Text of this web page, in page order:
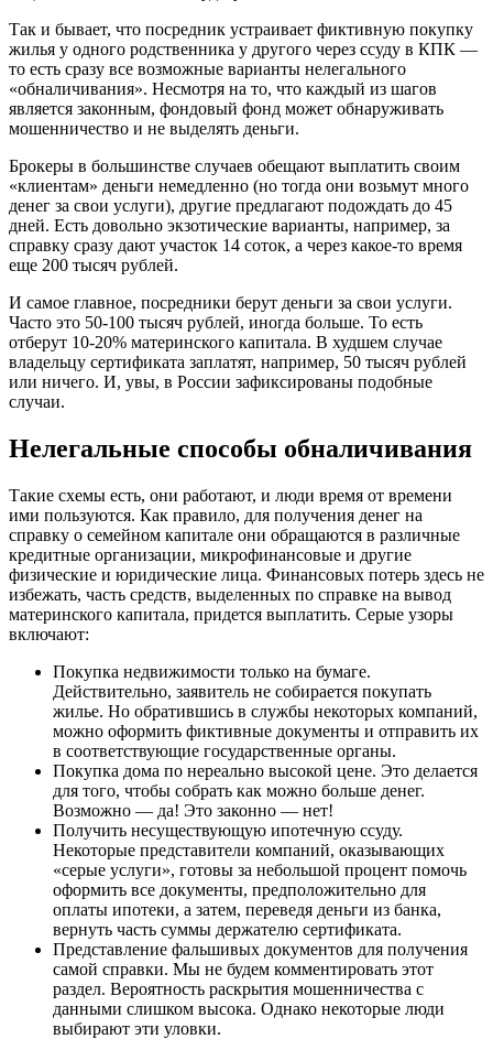
Так и бывает, что посредник устраивает фиктивную покупку
жилья у одного родственника у другого через ссуду в КПК —
то есть сразу все возможные варианты нелегального
«обналичивания». Несмотря на то, что каждый из шагов
является законным, фондовый фонд может обнаруживать
мошенничество и не выделять деньги.
Брокеры в большинстве случаев обещают выплатить своим
«клиентам» деньги немедленно (но тогда они возьмут много
денег за свои услуги), другие предлагают подождать до 45
дней. Есть довольно экзотические варианты, например, за
справку сразу дают участок 14 соток, а через какое-то время
еще 200 тысяч рублей.
И самое главное, посредники берут деньги за свои услуги.
Часто это 50-100 тысяч рублей, иногда больше. То есть
отберут 10-20% материнского капитала. В худшем случае
владельцу сертификата заплатят, например, 50 тысяч рублей
или ничего. И, увы, в России зафиксированы подобные
случаи.
Нелегальные способы обналичивания
Такие схемы есть, они работают, и люди время от времени
ими пользуются. Как правило, для получения денег на
справку о семейном капитале они обращаются в различные
кредитные организации, микрофинансовые и другие
физические и юридические лица. Финансовых потерь здесь не
избежать, часть средств, выделенных по справке на вывод
материнского капитала, придется выплатить. Серые узоры
включают:
Покупка недвижимости только на бумаге.
Действительно, заявитель не собирается покупать
жилье. Но обратившись в службы некоторых компаний,
можно оформить фиктивные документы и отправить их
в соответствующие государственные органы.
Покупка дома по нереально высокой цене. Это делается
для того, чтобы собрать как можно больше денег.
Возможно — да! Это законно — нет!
Получить несуществующую ипотечную ссуду.
Некоторые представители компаний, оказывающих
«серые услуги», готовы за небольшой процент помочь
оформить все документы, предположительно для
оплаты ипотеки, а затем, переведя деньги из банка,
вернуть часть суммы держателю сертификата.
Представление фальшивых документов для получения
самой справки. Мы не будем комментировать этот
раздел. Вероятность раскрытия мошенничества с
данными слишком высока. Однако некоторые люди
выбирают эти уловки.